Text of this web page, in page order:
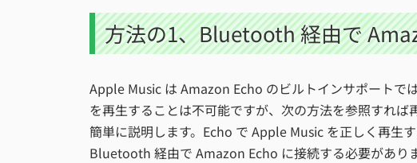
方法の1、Bluetooth 経由で
Apple Music は Amazon Echo のビルトインサポートで
を再生することは不可能ですが、次の方法を参照すれ
簡単に説明します。Echo で Apple Music を正しく再生
Bluetooth 経由で Amazon Echo に接続する必要がありま